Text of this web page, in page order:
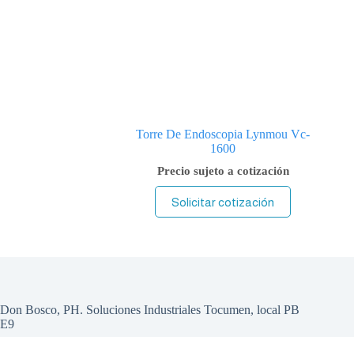
Torre De Endoscopia Lynmou Vc-
1600
Precio sujeto a cotización
Solicitar cotización
Don Bosco, PH. Soluciones Industriales Tocumen, local PB
E9